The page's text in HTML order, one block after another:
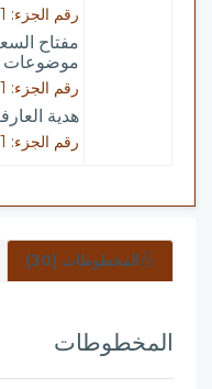
رقم الجزء: 1 / رقم الصفحة: 349
مفتاح
موضوعات
رقم الجزء: 1 / رقم الصفحة: 237
هدية
رقم الجزء: 1 / رقم الصفحة: 79
المخطوطات (30)
المخطوطات